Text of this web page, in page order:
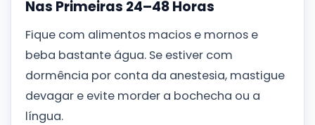
Nas Primeiras 24–48 Horas
Fique com alimentos macios e mornos e
beba bastante água. Se estiver com
dormência por conta da anestesia, mastigue
devagar e evite morder a bochecha ou a
língua.